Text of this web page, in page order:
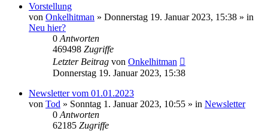
Vorstellung
von Onkelhitman » Donnerstag 19. Januar 2023, 15:38 » in
Neu hier?
0 Antworten
469498 Zugriffe
Letzter Beitrag von Onkelhitman
Donnerstag 19. Januar 2023, 15:38
Newsletter vom 01.01.2023
von Tod » Sonntag 1. Januar 2023, 10:55 » in Newsletter
0 Antworten
62185 Zugriffe